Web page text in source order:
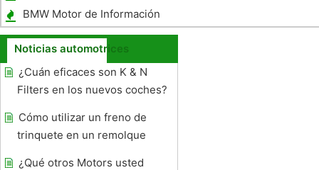
servicio para una Dodge Ram 1500 2005
BMW Motor de Información
Noticias automotrices
¿Cuán eficaces son K & N
Filters en los nuevos coches?
Cómo utilizar un freno de
trinquete en un remolque
¿Qué otros Motors usted